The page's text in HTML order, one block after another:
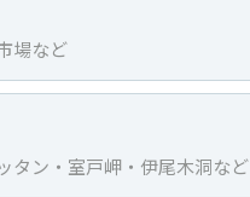
場など
タン・室戸岬・伊尾木洞など